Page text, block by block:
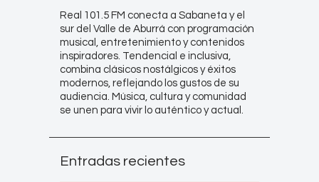
Real 101.5 FM conecta a Sabaneta y el
sur del Valle de Aburrá con programación
musical, entretenimiento y contenidos
inspiradores. Tendencial e inclusiva,
combina clásicos nostálgicos y éxitos
modernos, reflejando los gustos de su
audiencia. Música, cultura y comunidad
se unen para vivir lo auténtico y actual.
Entradas recientes